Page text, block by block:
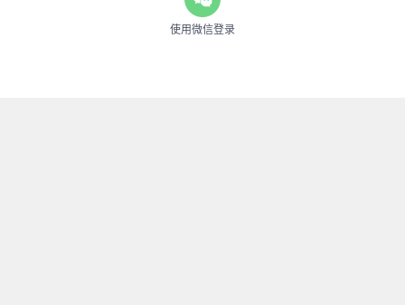
使用微信登录